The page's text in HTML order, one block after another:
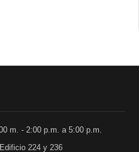
m. - 2:00 p.m. a 5:00 p.m.
224 y 236